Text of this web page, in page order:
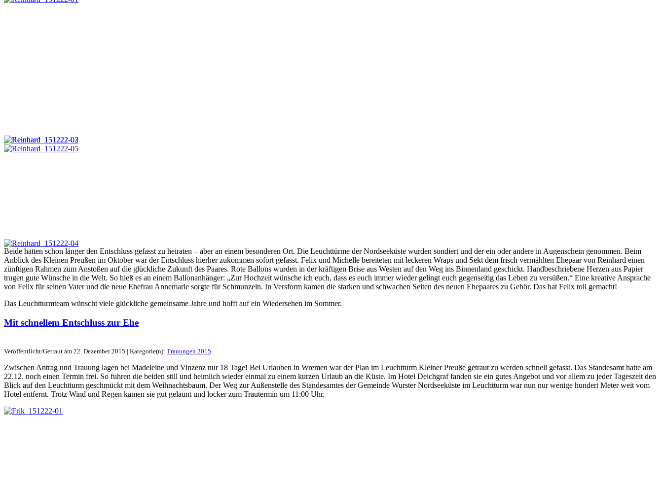
Beide hatten schon länger den Entschluss gefasst zu heiraten – aber an einem besonderen Ort. Die Leuchttürme der Nordseeküste wurden sondiert und der ein oder andere in Augenschein genommen. Beim
Anblick des Kleinen Preußen im Oktober war der Entschluss hierher zukommen sofort gefasst. Felix und Michelle bereiteten mit leckeren Wraps und Sekt dem frisch vermählten Ehepaar von Reinhard einen
zünftigen Rahmen zum Anstoßen auf die glückliche Zukunft des Paares. Rote Ballons wurden in der kräftigen Brise aus Westen auf den Weg ins Binnenland geschickt. Handbeschriebene Herzen aus Papier
trugen gute Wünsche in die Welt. So hieß es an einem Ballonanhänger: „Zur Hochzeit wünsche ich euch, dass es euch immer wieder gelingt euch gegenseitig das Leben zu versüßen.“ Eine kreative Ansprache
von Felix für seinen Vater und die neue Ehefrau Annemarie sorgte für Schmunzeln. In Versform kamen die starken und schwachen Seiten des neuen Ehepaares zu Gehör. Das hat Felix toll gemacht!
Das Leuchtturmteam wünscht viele glückliche gemeinsame Jahre und hofft auf ein Wiedersehen im Sommer.
Mit schnellem Entschluss zur Ehe
Veröffentlicht/Getraut am 22. Dezember 2015 | Kategorie(n): Trauungen 2015
Zwischen Antrag und Trauung lagen bei Madeleine und Vinzenz nur 18 Tage! Bei Urlauben in Wremen war der Plan im Leuchtturm Kleiner Preuße getraut zu werden schnell gefasst. Das Standesamt hatte am
22.12. noch einen Termin frei. So fuhren die beiden still und heimlich wieder einmal zu einem kurzen Urlaub an die Küste. Im Hotel Deichgraf fanden sie ein gutes Angebot und vor allem zu jeder Tageszeit den
Blick auf den Leuchtturm geschmückt mit dem Weihnachtsbaum. Der Weg zur Außenstelle des Standesamtes der Gemeinde Wurster Nordseeküste im Leuchtturm war nun nur wenige hundert Meter weit vom
Hotel entfernt. Trotz Wind und Regen kamen sie gut gelaunt und locker zum Trautermin um 11:00 Uhr.